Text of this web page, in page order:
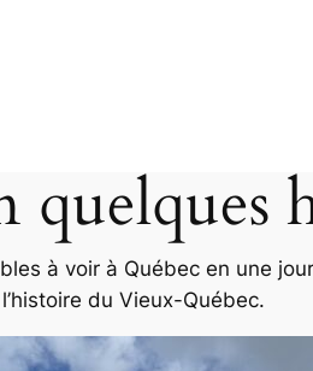
à voir à Québec en une
du Vieux-Québec.